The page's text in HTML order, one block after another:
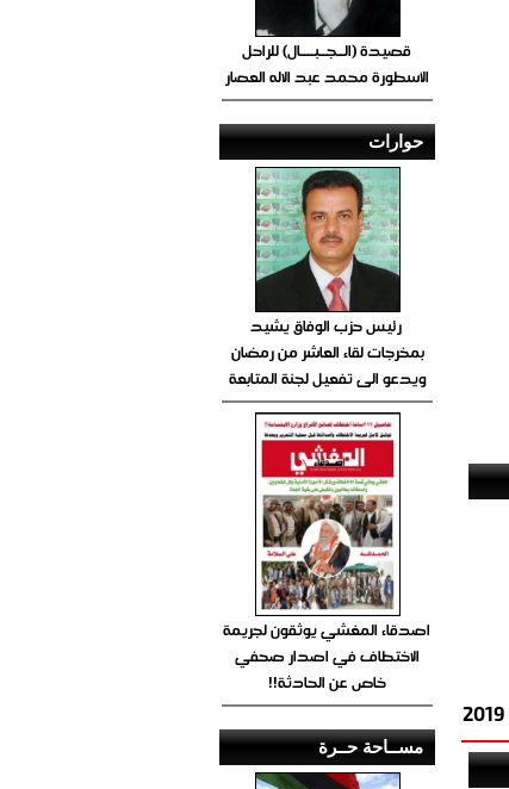
قصيدة (الــجــبــــال) للراحل
الأسطورة محمد عبد الاله العصار
حوارات
رئيس حزب الوفاق يشيد
بمخرجات لقاء العاشر من رمضان
ويدعو الى تفعيل لجنة المتابعة
اصدقاء المغشي يوثقون لجريمة
الاختطاف في اصدار صحفي
خاص عن الحادثة!!
مســاحة حــرة